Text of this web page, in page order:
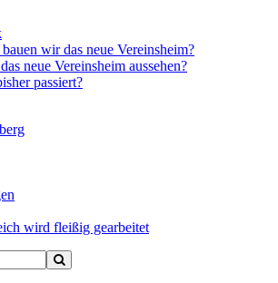
wir das neue Vereinsheim?
neue Vereinsheim aussehen?
passiert?
wird fleißig gearbeitet